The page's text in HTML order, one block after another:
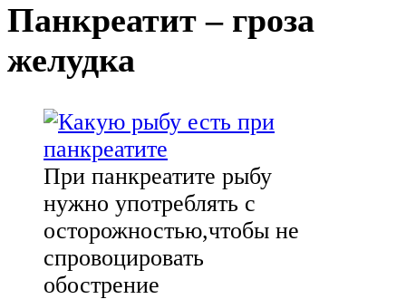
Панкреатит – гроза
желудка
При панкреатите рыбу
нужно употреблять с
осторожностью,чтобы не
спровоцировать
обострение